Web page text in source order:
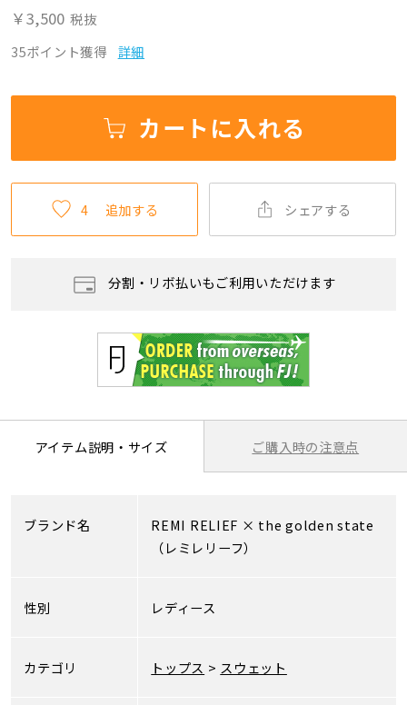
￥3,500 税抜
35ポイント獲得
詳細
カートに入れる
4 追加する シェアする
分割・リボ払いもご利用いただけます
アイテム説明・サイズ ご購入時の注意点
ブランド名 REMI RELIEF × the golden state
（レミレリーフ）
性別 レディース
カテゴリ トップス > スウェット